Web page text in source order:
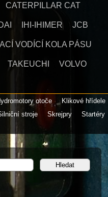
CATERPILLAR CAT
IHI-IHIMER JCB
VODÍCÍ KOLA PÁSU
TAKEUCHI VOLVO
Hydromotory otoče
Klikové hřídele
Silniční stroje Skrejpry
Startéry